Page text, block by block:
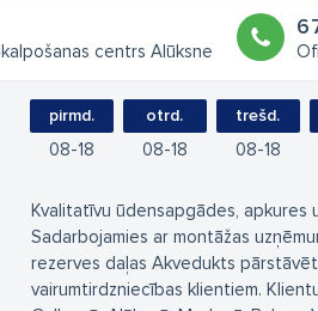
centrs Alūksne
pirmd.
08 18
otrd.
08 18
trešd.
08 18
Kvalitatīvu ūdensapgādes, apkures
Sadarbojamies ar montāžas
rezerves daļas Akvedukts
vairumtirdzniecības klientiem.